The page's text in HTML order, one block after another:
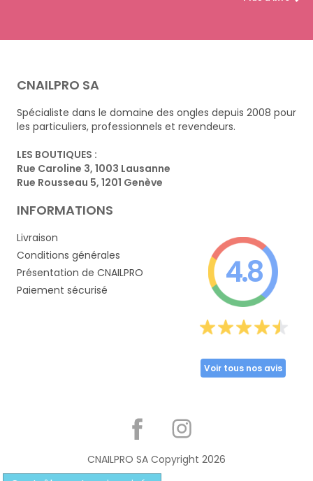
CNAILPRO SA
Spécialiste dans le domaine des ongles depuis 2008 pour
les particuliers, professionnels et revendeurs.
LES BOUTIQUES :
Rue Caroline 3, 1003 Lausanne
Rue Rousseau 5, 1201 Genève
INFORMATIONS
Livraison
Conditions générales
Présentation de CNAILPRO
Paiement sécurisé
4.8
Voir tous nos avis
CNAILPRO SA Copyright 2026